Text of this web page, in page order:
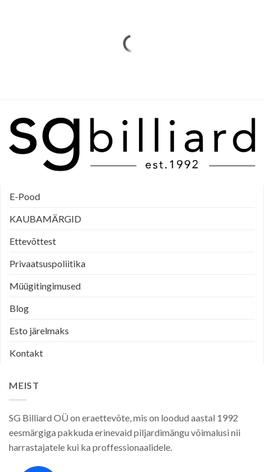
E-Pood
KAUBAMÄRGID
Ettevõttest
Privaatsuspoliitika
Müügitingimused
Blog
Esto järelmaks
Kontakt
MEIST
SG Billiard OÜ on eraettevõte, mis on loodud aastal 1992
eesmärgiga pakkuda erinevaid piljardimängu võimalusi nii
harrastajatele kui ka proffessionaalidele.